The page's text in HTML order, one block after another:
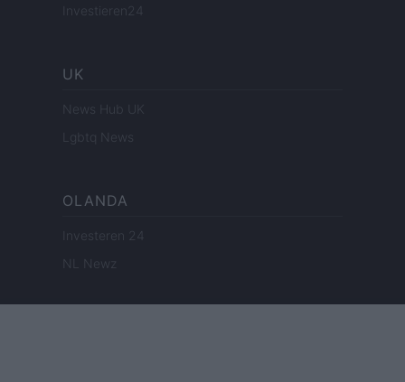
Investieren24
UK
News Hub UK
Lgbtq News
OLANDA
Investeren 24
NL Newz